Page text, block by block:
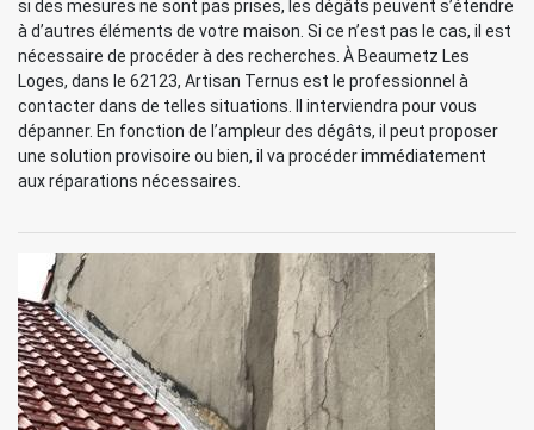
si des mesures ne sont pas prises, les dégâts peuvent s’étendre
à d’autres éléments de votre maison. Si ce n’est pas le cas, il est
nécessaire de procéder à des recherches. À Beaumetz Les
Loges, dans le 62123, Artisan Ternus est le professionnel à
contacter dans de telles situations. Il interviendra pour vous
dépanner. En fonction de l’ampleur des dégâts, il peut proposer
une solution provisoire ou bien, il va procéder immédiatement
aux réparations nécessaires.